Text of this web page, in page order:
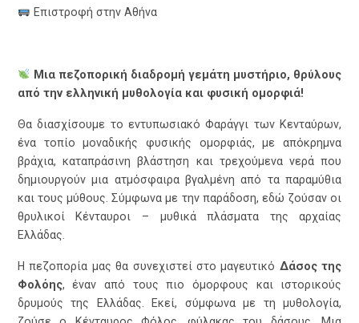
Επιστροφή στην Αθήνα
Μια πεζοπορική διαδρομή γεμάτη μυστήριο, θρύλους
από την ελληνική μυθολογίακαι φυσική ομορφιά!
Θα διασχίσουμε το εντυπωσιακό Φαράγγι των Κενταύρων,
ένα τοπίο μοναδικής φυσικής ομορφιάς, με απόκρημνα
βράχια, καταπράσινη βλάστηση και τρεχούμενα νερά που
δημιουργούν μια ατμόσφαιρα βγαλμένη από τα παραμύθια
και τους μύθους. Σύμφωνα με την παράδοση, εδώ ζούσαν οι
θρυλικοί Κένταυροι – μυθικά πλάσματα της αρχαίας
Ελλάδας.
Η πεζοπορία μας θα συνεχιστεί στο μαγευτικό Δάσος της
Φολόης, έναν από τους πιο όμορφους και ιστορικούς
δρυμούς της Ελλάδας. Εκεί, σύμφωνα με τη μυθολογία,